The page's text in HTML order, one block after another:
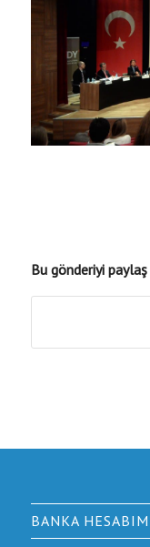
Bu gönderiyi paylaş
BANKA